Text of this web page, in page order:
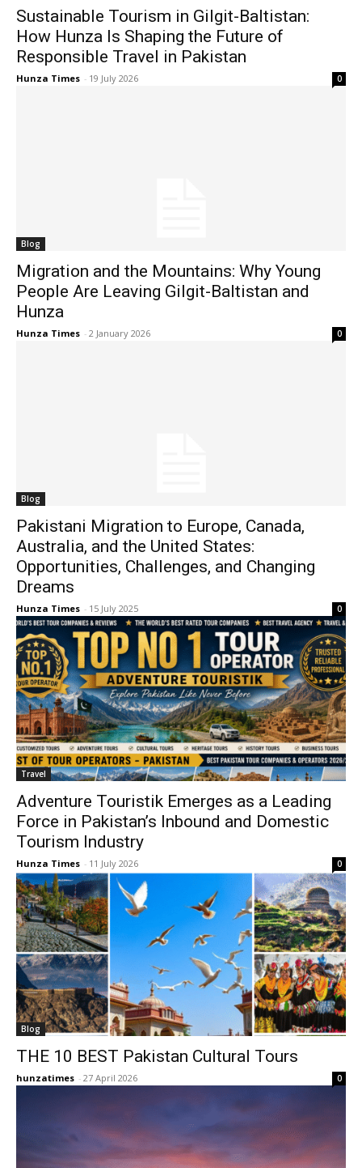
Sustainable Tourism in Gilgit-Baltistan:
How Hunza Is Shaping the Future of
Responsible Travel in Pakistan
Hunza Times - 19 July 2026 0
Blog
Migration and the Mountains: Why Young
People Are Leaving Gilgit-Baltistan and
Hunza
Hunza Times - 2 January 2026 0
Blog
Pakistani Migration to Europe, Canada,
Australia, and the United States:
Opportunities, Challenges, and Changing
Dreams
Hunza Times - 15 July 2025 0
Travel
Adventure Touristik Emerges as a Leading
Force in Pakistan’s Inbound and Domestic
Tourism Industry
Hunza Times - 11 July 2026 0
Blog
THE 10 BEST Pakistan Cultural Tours
hunzatimes - 27 April 2026 0